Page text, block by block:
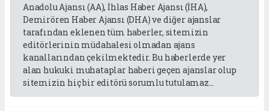
Anadolu Ajansı (AA), İhlas Haber Ajansı (İHA),
Demirören Haber Ajansı (DHA) ve diğer ajanslar
tarafından eklenen tüm haberler, sitemizin
editörlerinin müdahalesi olmadan ajans
kanallarından çekilmektedir. Bu haberlerde yer
alan hukuki muhataplar haberi geçen ajanslar olup
sitemizin hiç bir editörü sorumlu tutulamaz...